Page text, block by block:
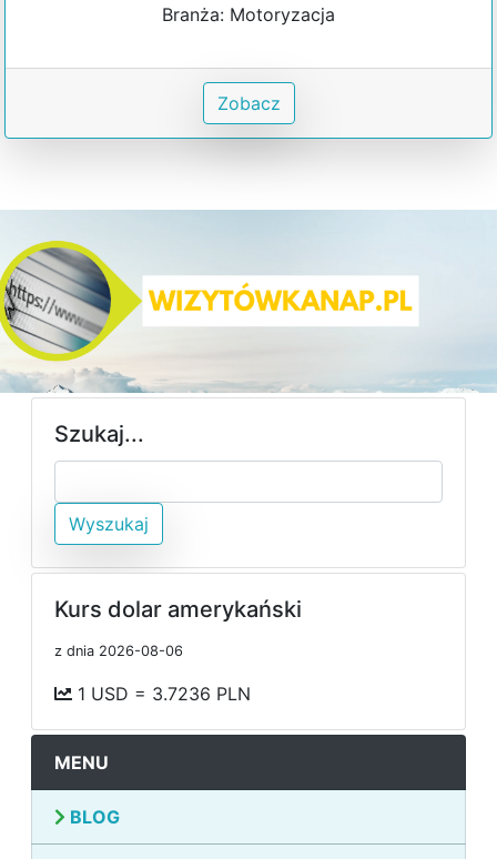
Branża: Motoryzacja
Zobacz
Szukaj...
Wyszukaj
Kurs dolar amerykański
z dnia 2026-08-06
1 USD = 3.7236 PLN
MENU
BLOG